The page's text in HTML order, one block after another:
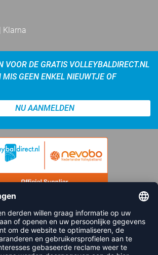
Klarna
VOOR DE GRATIS VOLLEYBALDIRECT.NL
MIS GEEN ENKEL NIEUWTJE OF
NU AANMELDEN